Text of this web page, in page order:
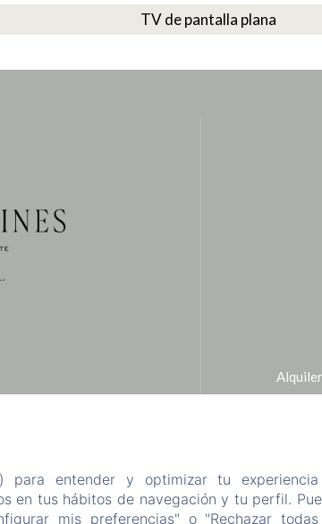
TV de pantalla plana
para entender y optimizar tu
en tus hábitos de navegación y tu perfil.
mis preferencias" o "Rechazar